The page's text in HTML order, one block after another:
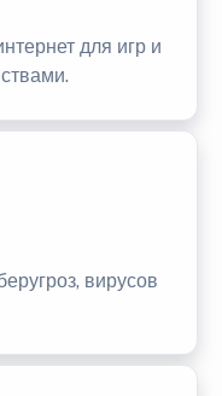
для игр и
вирусов